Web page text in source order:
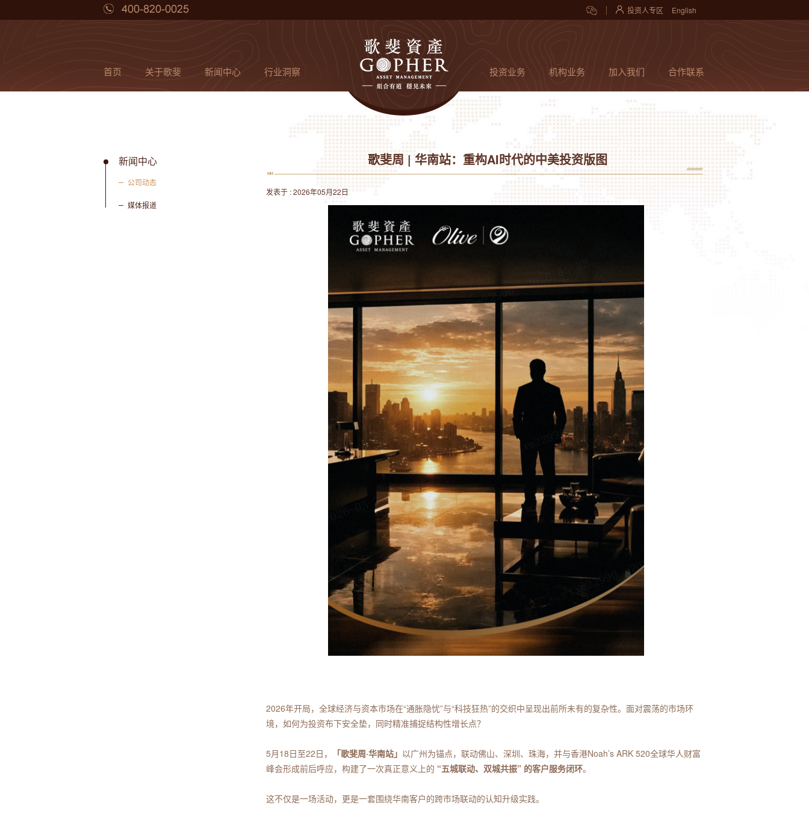
投资人专区 English
首页 关于歌斐 新闻中心 行业洞察 投资业务 机构业务 加入我们 合作联系
新闻中心
公司动态
媒体报道
歌斐周 | 华南站：重构AI时代的中美投资版图
发表于 : 2026年05月22日
2026年开局，全球经济与资本市场在“通胀隐忧”与“科技狂热”的交织中呈现出前所未有的复杂性。面对震荡的市场环
境，如何为投资布下安全垫，同时精准捕捉结构性增长点？
5月18日至22日， 「歌斐周·华南站」 以广州为锚点，联动佛山、深圳、珠海，并与香港Noah’s ARK 520全球华人财富
峰会形成前后呼应，构建了一次真正意义上的 “五城联动、双城共振” 的客户服务闭环。
这不仅是一场活动，更是一套围绕华南客户的跨市场联动的认知升级实践。